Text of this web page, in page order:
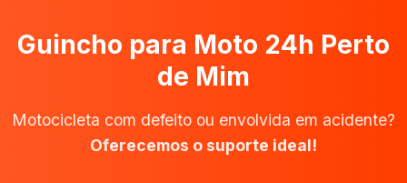
Guincho para Moto 24h Perto
de Mim
Motocicleta com defeito ou envolvida em acidente?
Oferecemos o suporte ideal!